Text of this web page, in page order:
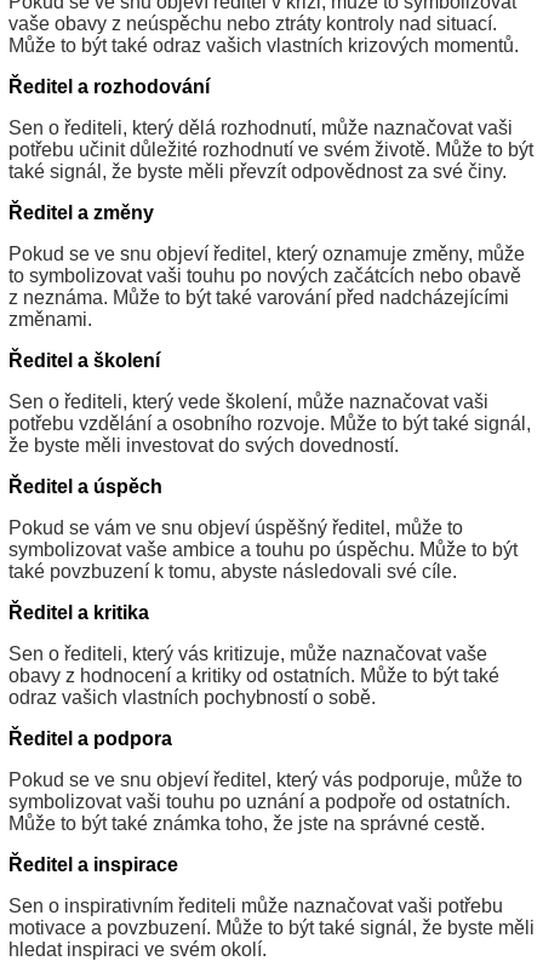
vaše obavy z neúspěchu nebo ztráty kontroly nad situací.
Může to být také odraz vašich vlastních krizových momentů.
Ředitel a rozhodování
Sen o řediteli, který dělá rozhodnutí, může naznačovat vaši
potřebu učinit důležité rozhodnutí ve svém životě. Může to být
také signál, že byste měli převzít odpovědnost za své činy.
Ředitel a změny
Pokud se ve snu objeví ředitel, který oznamuje změny, může
to symbolizovat vaši touhu po nových začátcích nebo obavě
z neznáma. Může to být také varování před nadcházejícími
změnami.
Ředitel a školení
Sen o řediteli, který vede školení, může naznačovat vaši
potřebu vzdělání a osobního rozvoje. Může to být také signál,
že byste měli investovat do svých dovedností.
Ředitel a úspěch
Pokud se vám ve snu objeví úspěšný ředitel, může to
symbolizovat vaše ambice a touhu po úspěchu. Může to být
také povzbuzení k tomu, abyste následovali své cíle.
Ředitel a kritika
Sen o řediteli, který vás kritizuje, může naznačovat vaše
obavy z hodnocení a kritiky od ostatních. Může to být také
odraz vašich vlastních pochybností o sobě.
Ředitel a podpora
Pokud se ve snu objeví ředitel, který vás podporuje, může to
symbolizovat vaši touhu po uznání a podpoře od ostatních.
Může to být také známka toho, že jste na správné cestě.
Ředitel a inspirace
Sen o inspirativním řediteli může naznačovat vaši potřebu
motivace a povzbuzení. Může to být také signál, že byste měli
hledat inspiraci ve svém okolí.